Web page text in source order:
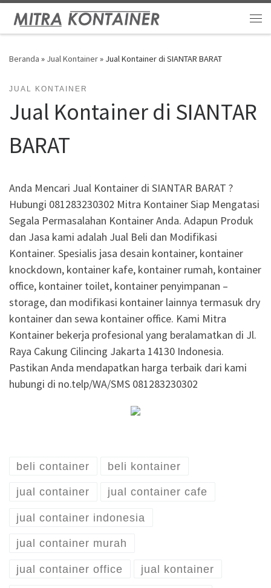
Skip to content
Beranda » Jual Kontainer» Jual Kontainer di SIANTAR BARAT
JUAL KONTAINER
Jual Kontainer di SIANTAR
BARAT
Anda Mencari Jual Kontainer di SIANTAR BARAT ?
Hubungi 081283230302 Mitra Kontainer Siap Mengatasi
Segala Permasalahan Kontainer Anda. Adapun Produk
dan Jasa kami adalah Jual Beli dan Modifikasi
Kontainer. Spesialis jasa desain kontainer, kontainer
knockdown, kontainer kafe, kontainer rumah, kontainer
office, kontainer toilet, kontainer penyimpanan –
storage, dan modifikasi kontainer lainnya termasuk dry
kontainer dan sewa kontainer office. Kami Mitra
Kontainer bekerja profesional yang beralamatkan di Jl.
Raya Cakung Cilincing Jakarta 14130 Indonesia.
Pastikan Anda mendapatkan harga terbaik dari kami
hubungi di no.telp/WA/SMS 081283230302
beli container beli kontainer
jual container jual container cafe
jual container indonesia
jual container murah
jual container office jual kontainer